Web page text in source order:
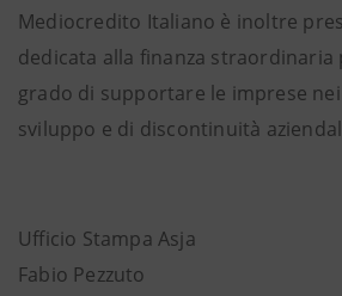
Mediocredito Italiano è inoltre
dedicata alla finanza straordinaria
grado di supportare le imprese
sviluppo e di discontinuità
Ufficio Stampa Asja
Fabio Pezzuto